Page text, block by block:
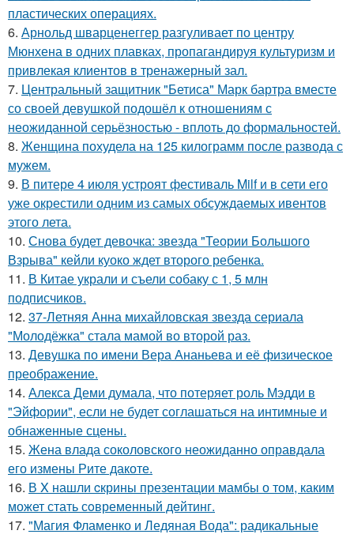
пластических операциях.
6. Арнольд шварценеггер разгуливает по центру
Мюнхена в одних плавках, пропагандируя культуризм и
привлекая клиентов в тренажерный зал.
7. Центральный защитник "Бетиса" Марк бартра вместе
со своей девушкой подошёл к отношениям с
неожиданной серьёзностью - вплоть до формальностей.
8. Женщина похудела на 125 килограмм после развода с
мужем.
9. В питере 4 июля устроят фестиваль Milf и в сети его
уже окрестили одним из самых обсуждаемых ивентов
этого лета.
10. Снова будет девочка: звезда "Теории Большого
Взрыва" кейли куоко ждет второго ребенка.
11. В Китае украли и съели собаку с 1, 5 млн
подписчиков.
12. 37-Летняя Анна михайловская звезда сериала
"Молодёжка" стала мамой во второй раз.
13. Девушка по имени Вера Ананьева и её физическое
преображение.
14. Алекса Деми думала, что потеряет роль Мэдди в
"Эйфории", если не будет соглашаться на интимные и
обнаженные сцены.
15. Жена влада соколовского неожиданно оправдала
его измены Рите дакоте.
16. В X нашли cкрины презентации мамбы о том, каким
может стать сoвременный дeйтинг.
17. "Магия Фламенко и Ледяная Вода": радикальные